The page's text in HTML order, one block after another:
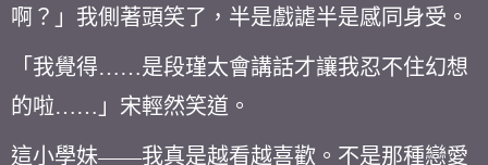
啊？」我側著頭笑了，半是戲謔半是感同身受。
「我覺得……是段瑾太會講話才讓我忍不住幻想
的啦……」宋輕然笑道。
這小學妹——我真是越看越喜歡。不是那種戀愛